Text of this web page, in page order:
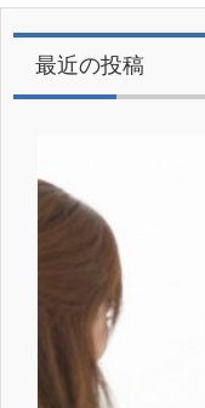
最近の投稿